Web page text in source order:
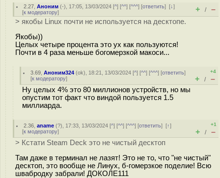
2.27 ,Аноним (-), 17:05, 13/03/2024 [^] [^^] [^^^] [ответить][↓]
[к модератору] + / –
> якобы Linux почти не используется на десктопе.
Якобы))
Целых четыре процента это ух как пользуются!
Почти в 4 раза меньше богомерзкой макоси...
3.69 ,Аноним324 (ok), 18:21, 13/03/2024 [^] [^^] [^^^] [ответить]
[к модератору]
+4
+ / –
Ну целых 4% это 80 миллионов устройств, но мы
опустим тот факт что виндой пользуется 1.5
миллиарда.
2.36 ,aname (?), 17:33, 13/03/2024 [^] [^^] [^^^] [ответить][↑]
[к модератору]
+1
+ / –
> Кстати Steam Deck это не чистый десктоп
Там даже в терминал не лазят! Это не то, что "не чистый"
десктоп, это вообще не Линух, б-гомерзкое поделие! Всю
швабродку забрали! ДОКОЛЕ111